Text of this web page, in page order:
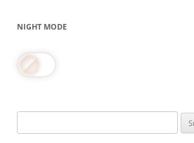
NIGHT MODE
nach: